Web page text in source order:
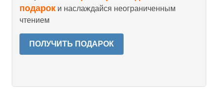
подарок и наслаждайся неограниченным
чтением
ПОЛУЧИТЬ ПОДАРОК